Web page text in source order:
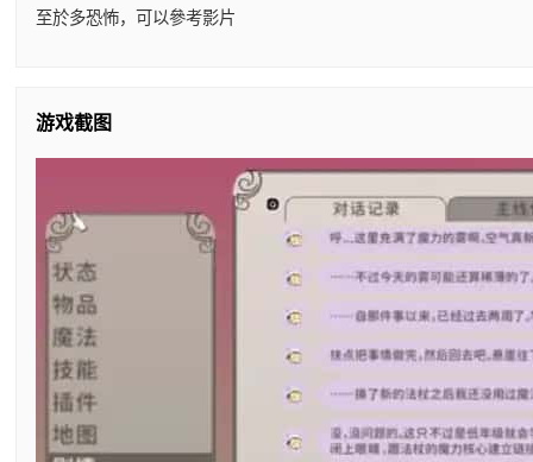
至於多恐怖，可以參考影片
游戏截图